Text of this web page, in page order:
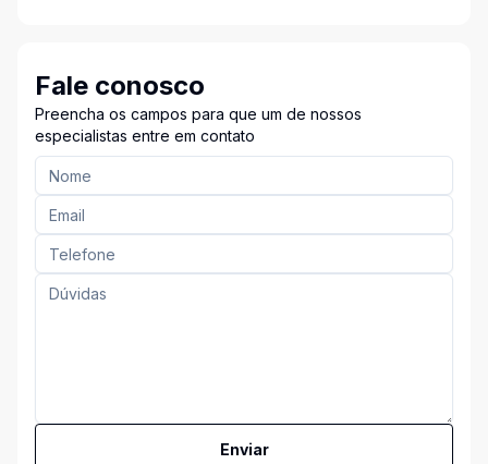
Fale conosco
Preencha os campos para que um de nossos
especialistas entre em contato
Enviar